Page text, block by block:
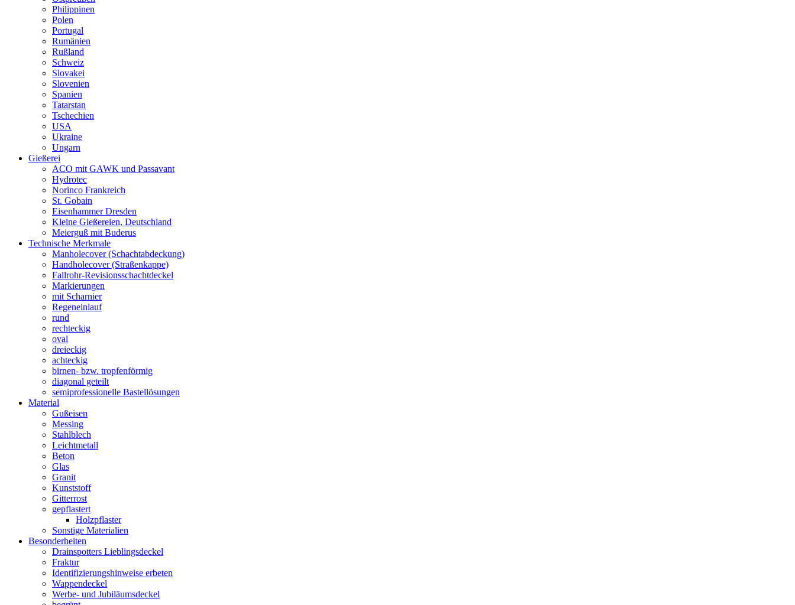
Philippinen
Polen
Portugal
Rumänien
Rußland
Schweiz
Slovakei
Slovenien
Spanien
Tatarstan
Tschechien
USA
Ukraine
Ungarn
Gießerei
ACO mit GAWK und Passavant
Hydrotec
Norinco Frankreich
St. Gobain
Eisenhammer Dresden
Kleine Gießereien, Deutschland
Meierguß mit Buderus
Technische Merkmale
Manholecover (Schachtabdeckung)
Handholecover (Straßenkappe)
Fallrohr-Revisionsschachtdeckel
Markierungen
mit Scharnier
Regeneinlauf
rund
rechteckig
oval
dreieckig
achteckig
birnen- bzw. tropfenförmig
diagonal geteilt
semiprofessionelle Bastellösungen
Material
Gußeisen
Messing
Stahlblech
Leichtmetall
Beton
Glas
Granit
Kunststoff
Gitterrost
gepflastert
Holzpflaster
Sonstige Materialien
Besonderheiten
Drainspotters Lieblingsdeckel
Fraktur
Identifizierungshinweise erbeten
Wappendeckel
Werbe- und Jubiläumsdeckel